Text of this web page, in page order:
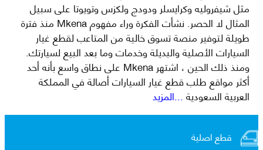
مثل شيفروليه وكرايسلر ودودج ولكزس وتويوتا على سبيل
المثال لا الحصر. نشأت الفكرة وراء مفهوم Mkena منذ فترة
طويلة لتوفير منصة تسوق خالية من المتاعب لقطع غيار
السيارات الأصلية والبديلة وخدمات وما بعد البيع لسيارتك.
ومنذ ذلك الحين ، اشتهر Mkena على نطاق واسع بأنه أحد
أكثر مواقع طلب قطع غيار السيارات أصالة في المملكة
العربية السعودية...المزيد
قطع اصلية